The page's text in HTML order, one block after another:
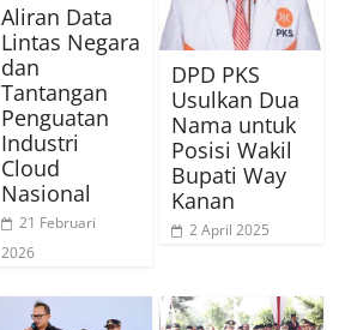
Aliran Data
Lintas Negara
dan
Tantangan
Penguatan
Industri
Cloud
Nasional
21 Februari
2026
DPD PKS
Usulkan Dua
Nama untuk
Posisi Wakil
Bupati Way
Kanan
2 April 2025